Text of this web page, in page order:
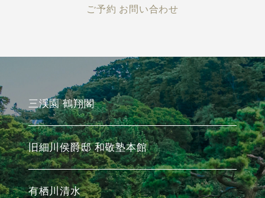
ご予約 お問い合わせ
三渓園 鶴翔閣
旧細川侯爵邸 和敬塾本館
有栖川清水